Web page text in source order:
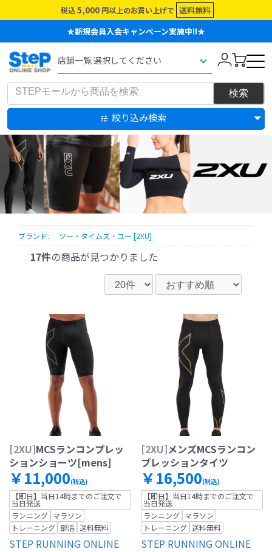
税込 5,000 円以上のお買い上げで 送料無料
★新規会員入会キャンペーン実施中!!★
絞り込み検索
ブランド: ツー・タイムズ・ユー [2XU]
17件の商品が見つかりました
[2XU]MCSランコンプレッ
ションショーツ[mens]
￥11,000(税込)
【即日】当日14時までのご注文で
当日発送
ランニング マラソン
トレーニング 部活 送料無料
STEP RUNNING ONLINE
[2XU]メンズMCSランコン
プレッションタイツ
￥16,500(税込)
【即日】当日14時までのご注文で
当日発送
ランニング マラソン
トレーニング 送料無料
STEP RUNNING ONLINE